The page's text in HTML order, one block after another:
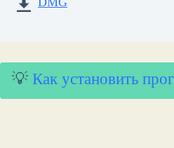
💡 Как установить